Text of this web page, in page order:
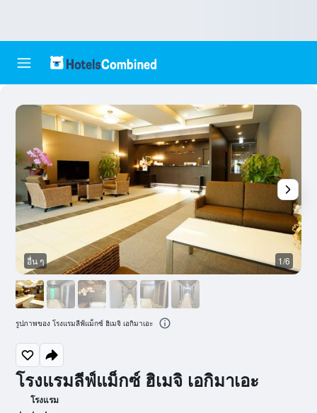
โรงแรมลีฟ์แม็กซ์ ฮิเมจิ เอกิมาเอะ
โรงแรม
อื่น ๆ 1/6
รูปภาพของ โรงแรมลีฟ์แม็กซ์ ฮิเมจิ เอกิมาเอะ